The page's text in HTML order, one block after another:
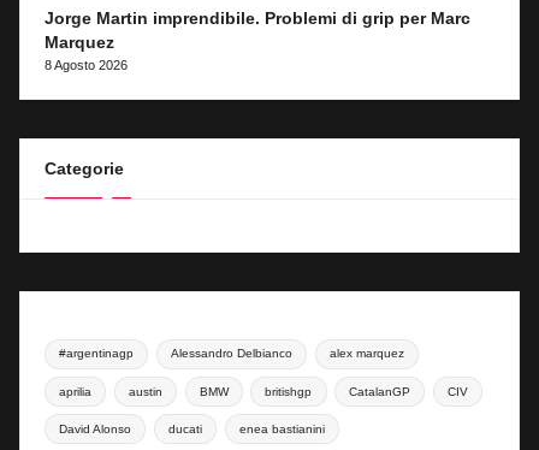
Jorge Martin imprendibile. Problemi di grip per Marc
Marquez
8 Agosto 2026
Categorie
#argentinagp Alessandro Delbianco alex marquez
aprilia austin BMW britishgp CatalanGP CIV
David Alonso ducati enea bastianini